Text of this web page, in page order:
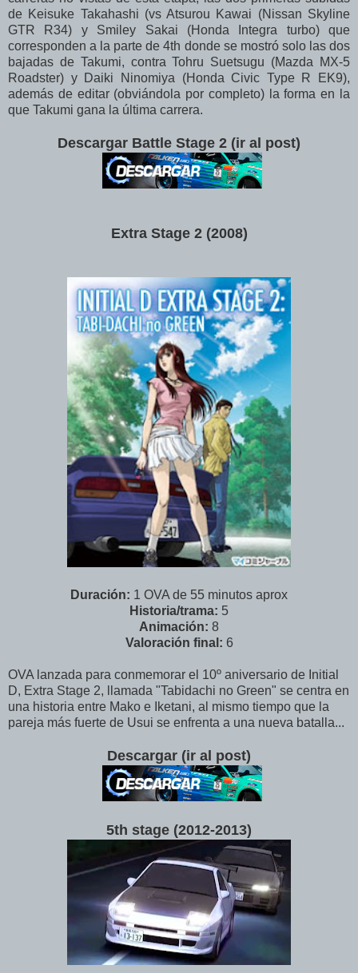
de Keisuke Takahashi (vs Atsurou Kawai (Nissan Skyline
GTR R34) y Smiley Sakai (Honda Integra turbo) que
corresponden a la parte de 4th donde se mostró solo las dos
bajadas de Takumi, contra Tohru Suetsugu (Mazda MX-5
Roadster) y Daiki Ninomiya (Honda Civic Type R EK9),
además de editar (obviándola por completo) la forma en la
que Takumi gana la última carrera.
Descargar Battle Stage 2 (ir al post)
Extra Stage 2 (2008)
Duración: 1 OVA de 55 minutos aprox
Historia/trama: 5
Animación: 8
Valoración final: 6
OVA lanzada para conmemorar el 10º aniversario de Initial
D, Extra Stage 2, llamada "Tabidachi no Green" se centra en
una historia entre Mako e Iketani, al mismo tiempo que la
pareja más fuerte de Usui se enfrenta a una nueva batalla...
Descargar (ir al post)
5th stage (2012-2013)